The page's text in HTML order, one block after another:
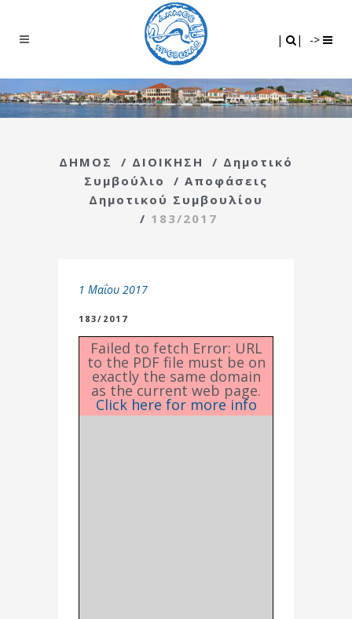
| | ->
ΔΗΜΟΣ / ΔΙΟΙΚΗΣΗ / Δημοτικό
Συμβούλιο
/ Αποφάσεις
Δημοτικού Συμβουλίου
/ 183/2017
1 Μαΐου 2017
183/2017
Failed to fetch Error: URL
to the PDF file must be on
exactly the same domain
as the current web page.
Click here for more info